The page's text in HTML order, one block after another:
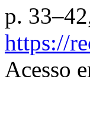
p.
https://
Acesso